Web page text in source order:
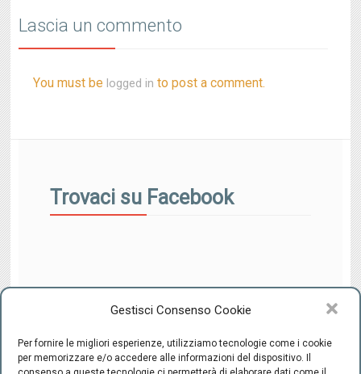
Gestisci Consenso Cookie
Per fornire le migliori esperienze, utilizziamo tecnologie come i cookie
per memorizzare e/o accedere alle informazioni del dispositivo. Il
Lascia un commento
You must be logged in to post a comment.
Trovaci su Facebook